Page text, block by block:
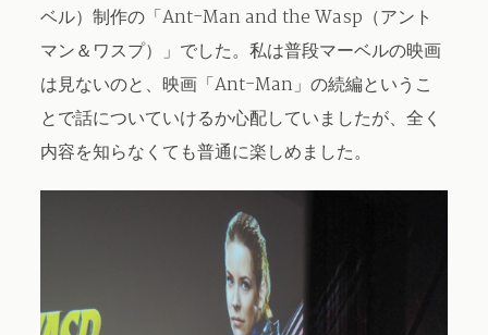
ベル）制作の「Ant-Man and the Wasp（アント
マン＆ワスプ）」でした。私は普段マーベルの映画
は見ないのと、映画「Ant-Man」の続編というこ
とで話についていけるか心配していましたが、全く
内容を知らなくても普通に楽しめました。